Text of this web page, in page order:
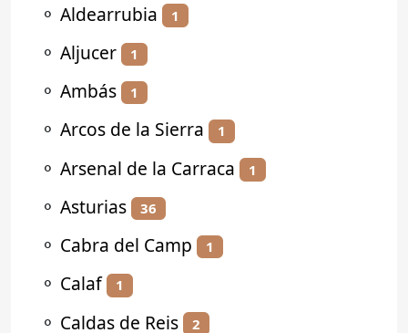
⚬ Aldearrubia 1
⚬ Aljucer 1
⚬ Ambás 1
⚬ Arcos de la Sierra 1
⚬ Arsenal de la Carraca 1
⚬ Asturias 36
⚬ Cabra del Camp 1
⚬ Calaf 1
⚬ Caldas de Reis 2